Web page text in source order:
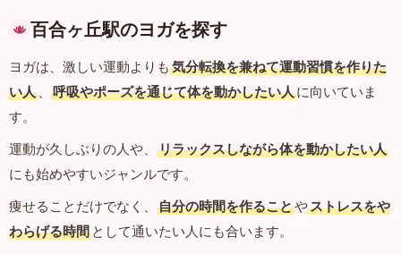
百合ヶ丘駅のヨガを探す
ヨガは、激しい運動よりも 気分転換を兼ねて運動習慣を作りた
い人 、 呼吸やポーズを通じて体を動かしたい人に向いていま
す。
運動が久しぶりの人や、
リラックスしながら体を動かしたい人
にも始めやすいジャンルです。
痩せることだけでなく、
自分の時間を作ることやストレスをや
わらげる時間 として通いたい人にも合います。